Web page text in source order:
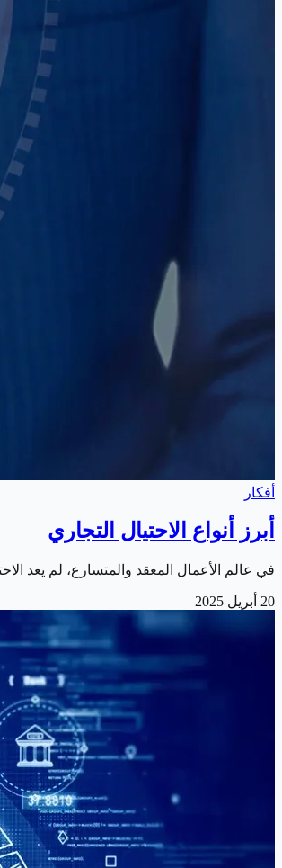
أفكار
أبرز أنواع الاحتيال التجاري
في عالم الأعمال المعقد والمتسارع، لم يعد
20 أبريل 2025